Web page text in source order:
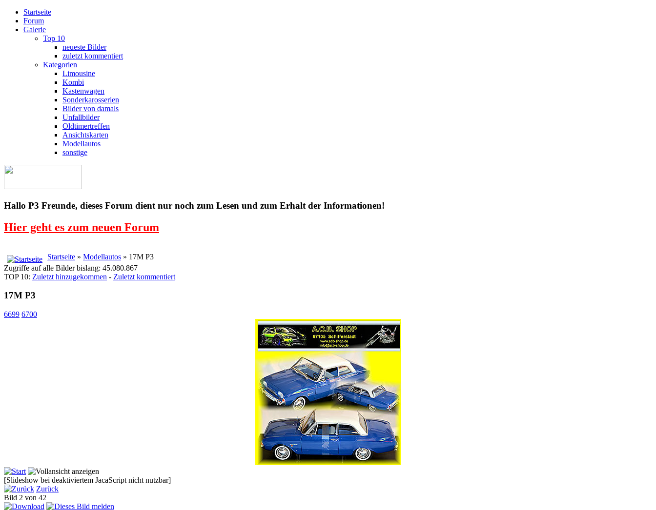
Startseite
Forum
Galerie
Top 10
neueste Bilder
zuletzt kommentiert
Kategorien
Limousine
Kombi
Kastenwagen
Sonderkarosserien
Bilder von damals
Unfallbilder
Oldtimertreffen
Ansichtskarten
Modellautos
sonstige
Hallo P3 Freunde, dieses Forum dient nur noch zum Lesen und zum Erhalt der Informationen!
Hier geht es zum neuen Forum
Startseite » Modellautos » 17M P3
Zugriffe auf alle Bilder bislang: 45.080.867
TOP 10: Zuletzt hinzugekommen - Zuletzt kommentiert
17M P3
6699 6700
[Slideshow bei deaktiviertem JacaScript nicht nutzbar]
Zurück
Bild 2 von 42